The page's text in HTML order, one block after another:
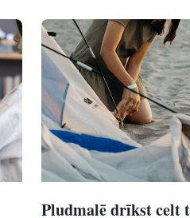
Pludmalē drīkst celt